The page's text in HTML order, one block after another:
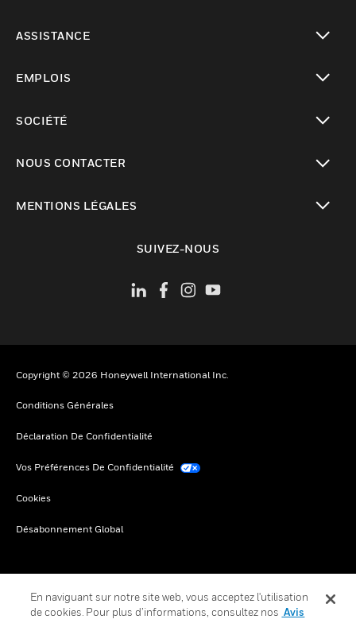
ASSISTANCE
EMPLOIS
SOCIÉTÉ
NOUS CONTACTER
MENTIONS LÉGALES
SUIVEZ-NOUS
Copyright © 2026 Honeywell International Inc.
Conditions Générales
Déclaration De Confidentialité
Vos Préférences De Confidentialité
Cookies
Désabonnement Global
En naviguant sur notre site web, vous acceptez l'utilisation
de cookies. Pour plus d’informations, consultez nos Avis